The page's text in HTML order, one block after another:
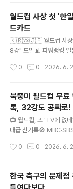
진출에 실패한 채 다른
률은 절반 수준까지 추락
다.⚠️ 한국은 A조 3위(1
진출📉 추락한 진출 ..
월드컵 사상 첫 '한
드카드
🇰🇷🆚🇯🇵 월드컵 사상 첫
8강" 도발📊 파워랭킹
드카드화제의 한일전 가
있습니다. 가능성과 명
S 🇯🇵일본조 1위 유력 ·
단은 일..
0 0 2026. 6.
북중미 월드컵 무
록, 32강도 공짜로!
📺 월드컵, 또 'TV에 없
대급 신기록🚫
강도 공짜로!TV·모바일
고 확실하게, 무료로 보
0 0 2026. 6.
한국 축구의 문제